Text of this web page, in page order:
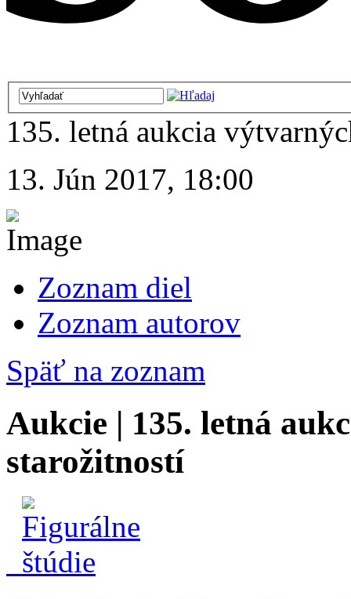
135. letná aukcia
13. Jún 2017, 18:00
Zoznam diel
Zoznam autorov
Späť na zoznam
Aukcie | 135. letná
starožitností